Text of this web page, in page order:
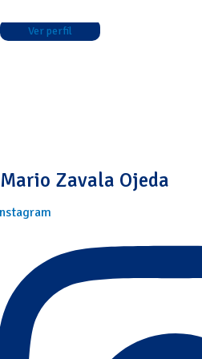
Ver perfil
Mario Zavala Ojeda